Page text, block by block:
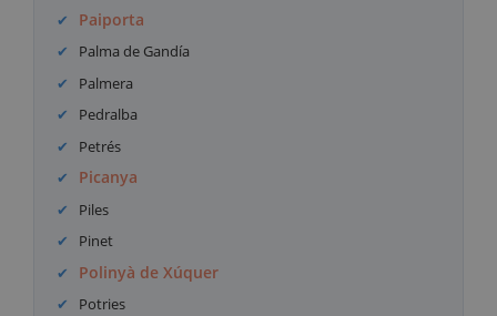
Paiporta
Palma de Gandía
Palmera
Pedralba
Petrés
Picanya
Piles
Pinet
Polinyà de Xúquer
Potries